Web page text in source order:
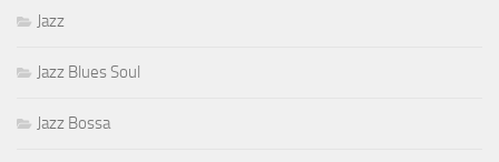
Jazz
Jazz Blues Soul
Jazz Bossa